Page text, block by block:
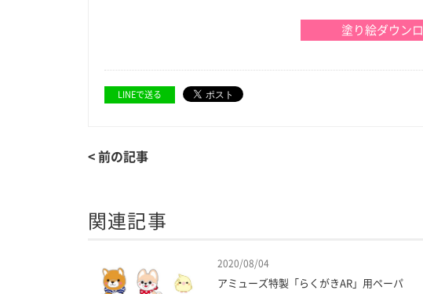
LINEで送る
< 前の記事
関連記事
2020/08/04
アミューズ特製「らくがきAR」用ペーパ